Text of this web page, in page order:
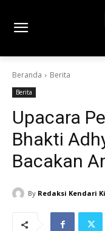
Beranda Berita
Berita
Upacara
Bhakti
Bacakan
By Redaksi Kendari